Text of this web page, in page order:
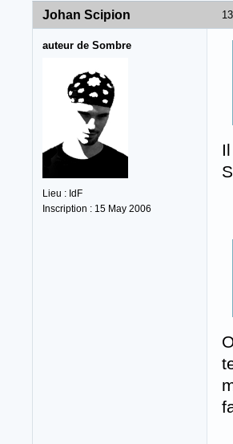
Johan Scipion
auteur de Sombre
Lieu : IdF
Inscription : 15 May 2006